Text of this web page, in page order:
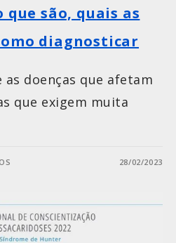
que são, quais as
diagnosticar
doenças que afetam
que exigem muita
28/02/2023